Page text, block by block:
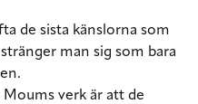
de sista känslorna som
man sig som bara
verk är att de